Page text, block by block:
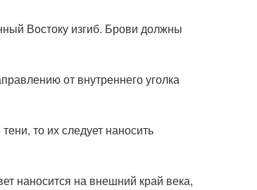
Востоку изгиб. Брови должны
от внутреннего уголка
то их следует наносить
наносится на внешний край века,